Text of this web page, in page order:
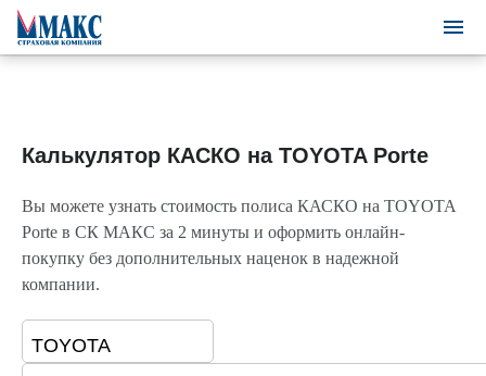
Калькулятор КАСКО на TOYOTA Porte
Вы можете узнать стоимость полиса КАСКО на TOYOTA
Porte в СК МАКС за 2 минуты и оформить онлайн-
покупку без дополнительных наценок в надежной
компании.